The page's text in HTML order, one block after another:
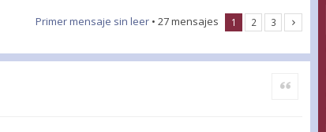
Primer mensaje sin leer • 27 mensajes 1 2 3
Citar